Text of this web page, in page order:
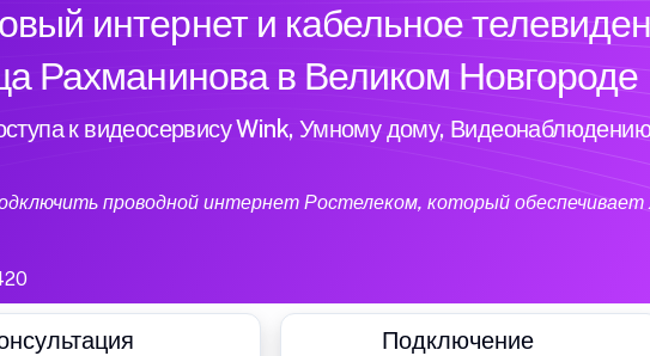
интернет и кабельное
Рахманинова в Великом Новгороде
к видеосервису Wink, Умному дому,
проводной интернет Ростелеком, который
Подключение